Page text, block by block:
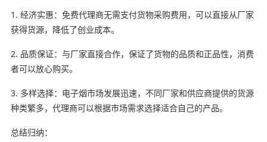
1. 经济实惠：免费代理商无需支付货物采购费用，可以直接从厂家
获得货源，降低了创业成本。
2. 品质保证：与厂家直接合作，保证了货物的品质和正品性，消费
者可以放心购买。
3. 多样选择：电子烟市场发展迅速，不同厂家和供应商提供的货源
种类繁多，代理商可以根据市场需求选择适合自己的产品。
总结归纳：